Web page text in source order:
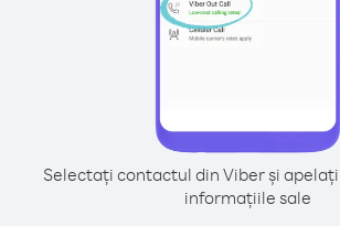
Selectați contactul din Viber și
informațiile sale